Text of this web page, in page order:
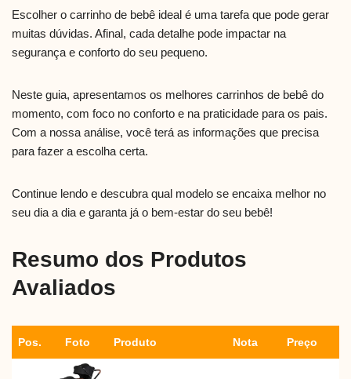
Escolher o carrinho de bebê ideal é uma tarefa que pode gerar
muitas dúvidas. Afinal, cada detalhe pode impactar na
segurança e conforto do seu pequeno.
Neste guia, apresentamos os melhores carrinhos de bebê do
momento, com foco no conforto e na praticidade para os pais.
Com a nossa análise, você terá as informações que precisa
para fazer a escolha certa.
Continue lendo e descubra qual modelo se encaixa melhor no
seu dia a dia e garanta já o bem-estar do seu bebê!
Resumo dos Produtos
Avaliados
Pos. Foto Produto Nota Preço